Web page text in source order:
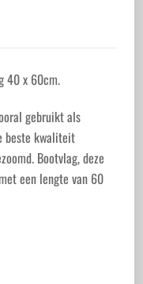
40 x 60cm.
gebruikt als
beste kwaliteit
Bootvlag, deze
een lengte van 60